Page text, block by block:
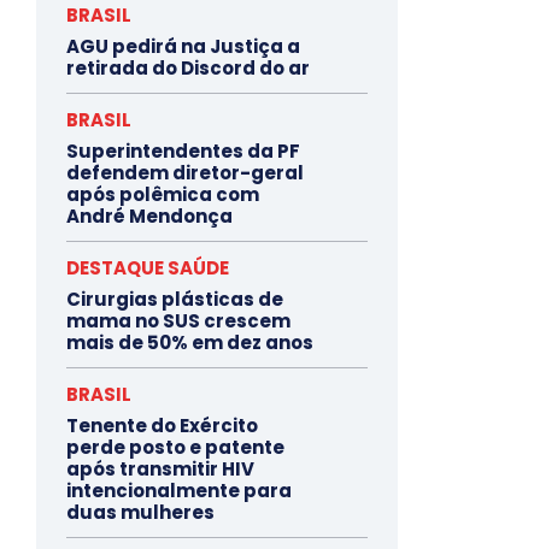
BRASIL
AGU pedirá na Justiça a
retirada do Discord do ar
BRASIL
Superintendentes da PF
defendem diretor-geral
após polêmica com
André Mendonça
DESTAQUE SAÚDE
Cirurgias plásticas de
mama no SUS crescem
mais de 50% em dez anos
BRASIL
Tenente do Exército
perde posto e patente
após transmitir HIV
intencionalmente para
duas mulheres